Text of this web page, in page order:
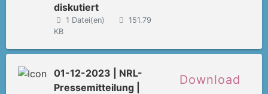
diskutiert
1 Datei(en)
151.79
KB
01-12-2023 | NRL-
Pressemitteilung |
Download